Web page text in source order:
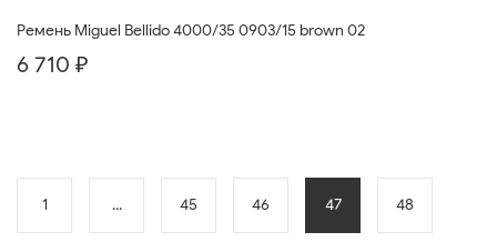
Ремень Miguel Bellido 4000/35 0903/15 brown 02
6 710 ₽
1 ... 45 46 47 48